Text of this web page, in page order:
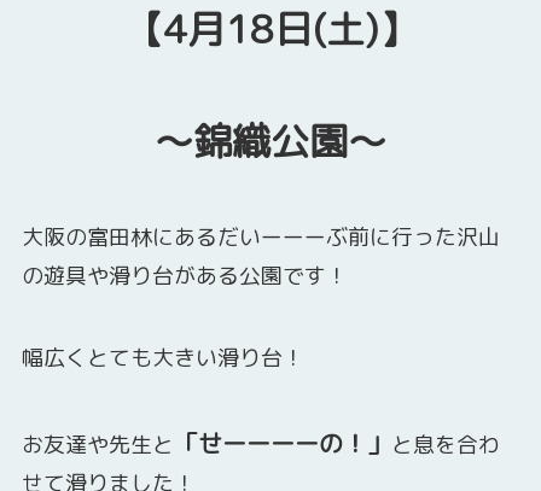
【4月18日(土)】
～錦織公園～
大阪の富田林にあるだいーーーぶ前に行った沢山
の遊具や滑り台がある公園です！
幅広くとても大きい滑り台！
お友達や先生と 「せーーーーの！」 と息を合わ
せて滑りました！